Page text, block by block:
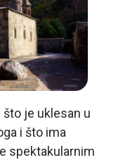
je uklesan u
i što ima
spektakularnim